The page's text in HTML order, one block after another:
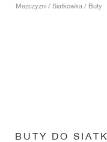
Mezczyzni / Siatkówka / Buty
BUTY DO